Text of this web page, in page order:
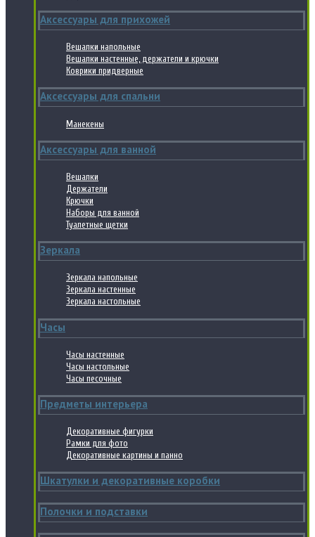
Аксессуары для прихожей
Вешалки напольные
Вешалки настенные, держатели и крючки
Коврики придверные
Аксессуары для спальни
Манекены
Аксессуары для ванной
Вешалки
Держатели
Крючки
Наборы для ванной
Туалетные щетки
Зеркала
Зеркала напольные
Зеркала настенные
Зеркала настольные
Часы
Часы настенные
Часы настольные
Часы песочные
Предметы интерьера
Декоративные фигурки
Рамки для фото
Декоративные картины и панно
Шкатулки и декоративные коробки
Полочки и подставки